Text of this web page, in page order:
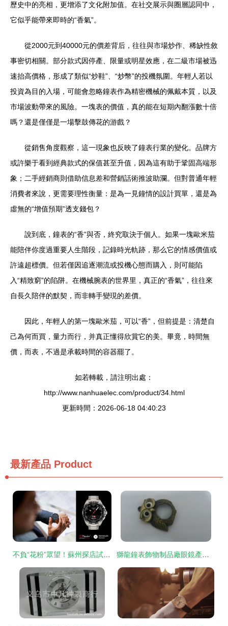
歷史中的亮相，更增添了文化附加值。在社交展示與圈層認同中，
它似乎能帶來即時的“香氣”。
從2000元到40000元的價差背后，往往與市場炒作、稀缺性敘
事密切相關。部分款式因停產、限量或明星效應，在二級市場被迅
速抬高價格，形成了類似“炒鞋”、“炒幣”的投機氛圍。年輕人若以
投資為目的入場，可能會忽略鐘表作為精密機械的佩戴本質，以及
市場波動帶來的風險。一塊表的價值，真的能在短期內翻漲數十倍
嗎？還是僅僅是一場擊鼓傳花的游戲？
從銷售角度觀察，這一現象也反映了鐘表行業的變化。品牌方
或許樂于看到經典款式的保值甚至升值，因為這有助于鞏固高端形
象；二手經銷商則借助信息差和營銷話術推波助瀾。但對普通年輕
消費者來說，更需要理性衡量：是為一見鐘情的設計買單，還是為
虛無的“增值預期”透支錢包？
說到底，鐘表的“香”與否，終究取決于個人。如果一塊歐米茄
能陪伴你度過重要人生階段，記錄時光軌跡，那么它的情感價值或
許遠超標價。但若僅因追逐潮流或投機心態而購入，則可能陷
入“精致窮”的陷阱。在機械腕表的世界里，真正的“香氣”，往往來
自長久陪伴的默契，而非轉手變現的差價。
因此，年輕人的第一塊歐米茄，可以“香”，但前提是：清楚自
己為何而買，量力而行，并真正懂得欣賞它的美。畢竟，時間無
價，而表，不過是承載時間的容器罷了。
如若轉載，請注明出處：
http://www.nanhuaelec.com/product/34.html
更新時間：2026-06-18 04:40:23
最新產品 Product